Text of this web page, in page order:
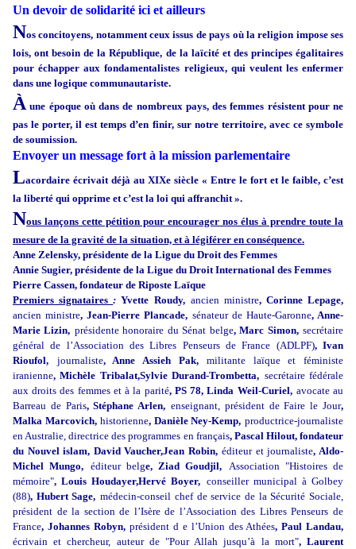
Un devoir de solidarité ici et ailleurs
Nos concitoyens, notamment ceux issus de pays où la religion impose ses
lois, ont besoin de la République, de la laïcité et des principes égalitaires
pour échapper aux fondamentalistes religieux, qui veulent les enfermer
dans une logique communautariste.
Àune époque où dans de nombreux pays, des femmes résistent pour ne
pas le porter, il est temps d’en finir, sur notre territoire, avec ce symbole
de soumission.
Envoyer un message fort à la mission parlementaire
Lacordaire écrivait déjà au XIXe siècle « Entre le fort et le faible, c’est
la liberté qui opprime et c’est la loi qui affranchit ».
Nous lançons cette pétition pour encourager nos élus à prendre toute la
mesure de la gravité de la situation, et à légiférer en conséquence.
Anne Zelensky, présidente de la Ligue du Droit des Femmes
Annie Sugier, présidente de la Ligue du Droit International des Femmes
Pierre Cassen, fondateur de Riposte Laïque
Premiers signataires: Yvette Roudy, ancien ministre, Corinne Lepage,
ancien ministre, Jean-Pierre Plancade, sénateur de Haute-Garonne, Anne-
Marie Lizin, présidente honoraire du Sénat belge, Marc Simon, secrétaire
général de l’Association des Libres Penseurs de France (ADLPF), Ivan
Rioufol,
journaliste, Anne Assieh Pak,
militante laïque et féministe
iranienne, Michèle Tribalat,Sylvie Durand-Trombetta, secrétaire fédérale
aux droits des femmes et à la parité, PS 78, Linda Weil-Curiel, avocate au
Barreau de Paris, Stéphane Arlen, enseignant, président de Faire le Jour,
Malka Marcovich, historienne, Danièle Ney-Kemp, productrice-journaliste
en Australie, directrice des programmes en français, Pascal Hilout, fondateur
du Nouvel islam, David Vaucher,Jean Robin, éditeur et journaliste, Aldo-
Michel Mungo, éditeur belge, Ziad Goudjil, Association "Histoires de
mémoire", Louis Houdayer,Hervé Boyer, conseiller municipal à Golbey
(88), Hubert Sage, médecin-conseil chef de service de la Sécurité Sociale,
président de la section de l’Isère de l’Association des Libres Penseurs de
France, Johannes Robyn, président d e l’Union des Athées, Paul Landau,
écrivain et chercheur, auteur de "Pour Allah jusqu’à la mort", Laurent